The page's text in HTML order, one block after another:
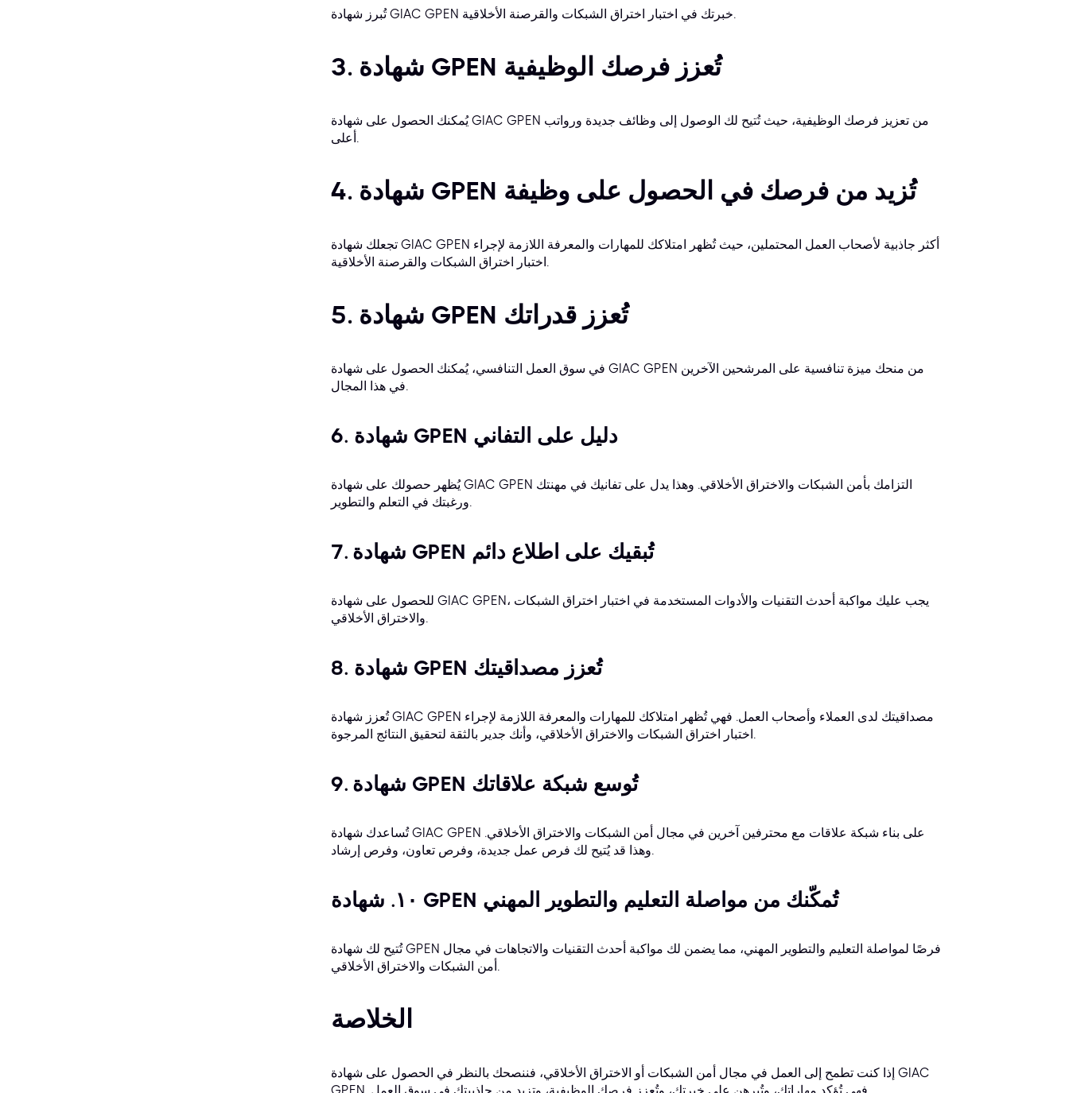
تُبرز شهادة GIAC GPEN خبرتك في اختبار اختراق الشبكات والقرصنة الأخلاقية.
3. شهادة GPEN تُعزز فرصك الوظيفية
يُمكنك الحصول على شهادة GIAC GPEN من تعزيز فرصك الوظيفية، حيث تُتيح لك الوصول إلى وظائف جديدة ورواتب
أعلى.
4. شهادة GPEN تُزيد من فرصك في الحصول على وظيفة
تجعلك شهادة GIAC GPEN أكثر جاذبية لأصحاب العمل المحتملين، حيث تُظهر امتلاكك للمهارات والمعرفة اللازمة لإجراء
اختبار اختراق الشبكات والقرصنة الأخلاقية.
5. شهادة GPEN تُعزز قدراتك
في سوق العمل التنافسي، يُمكنك الحصول على شهادة GIAC GPEN من منحك ميزة تنافسية على المرشحين الآخرين
في هذا المجال.
6. شهادة GPEN دليل على التفاني
يُظهر حصولك على شهادة GIAC GPEN التزامك بأمن الشبكات والاختراق الأخلاقي. وهذا يدل على تفانيك في مهنتك
ورغبتك في التعلم والتطوير.
7. شهادة GPEN تُبقيك على اطلاع دائم
للحصول على شهادة GIAC GPEN، يجب عليك مواكبة أحدث التقنيات والأدوات المستخدمة في اختبار اختراق الشبكات
والاختراق الأخلاقي.
8. شهادة GPEN تُعزز مصداقيتك
تُعزز شهادة GIAC GPEN مصداقيتك لدى العملاء وأصحاب العمل. فهي تُظهر امتلاكك للمهارات والمعرفة اللازمة لإجراء
اختبار اختراق الشبكات والاختراق الأخلاقي، وأنك جدير بالثقة لتحقيق النتائج المرجوة.
9. شهادة GPEN تُوسع شبكة علاقاتك
تُساعدك شهادة GIAC GPEN على بناء شبكة علاقات مع محترفين آخرين في مجال أمن الشبكات والاختراق الأخلاقي.
وهذا قد يُتيح لك فرص عمل جديدة، وفرص تعاون، وفرص إرشاد.
١٠. شهادة GPEN تُمكّنك من مواصلة التعليم والتطوير المهني
تُتيح لك شهادة GPEN فرصًا لمواصلة التعليم والتطوير المهني، مما يضمن لك مواكبة أحدث التقنيات والاتجاهات في مجال
أمن الشبكات والاختراق الأخلاقي.
الخلاصة
إذا كنت تطمح إلى العمل في مجال أمن الشبكات أو الاختراق الأخلاقي، فننصحك بالنظر في الحصول على شهادة GIAC